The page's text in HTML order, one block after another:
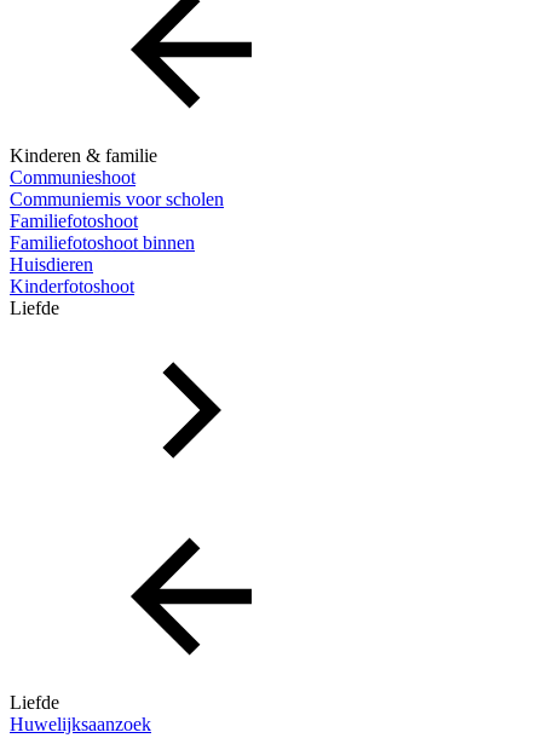
Kinderen & familie
Communieshoot
Communiemis voor scholen
Familiefotoshoot
Familiefotoshoot binnen
Huisdieren
Kinderfotoshoot
Liefde
Liefde
Huwelijksaanzoek